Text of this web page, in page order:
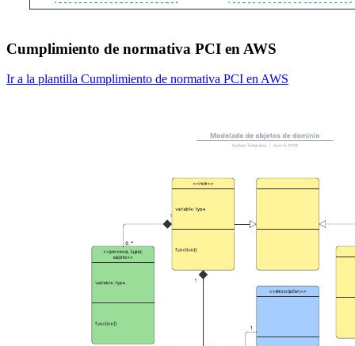
Cumplimiento de normativa PCI en AWS
Ir a la plantilla Cumplimiento de normativa PCI en AWS